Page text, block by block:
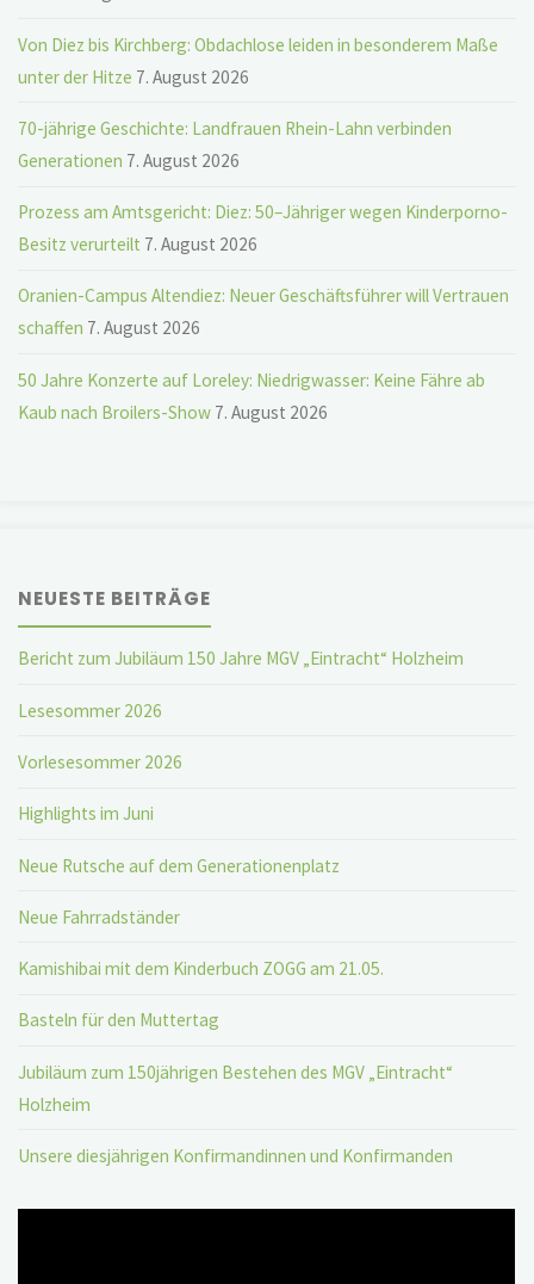
Von Diez bis Kirchberg: Obdachlose leiden in besonderem Maße
unter der Hitze 7. August 2026
70-jährige Geschichte: Landfrauen Rhein-Lahn verbinden
Generationen 7. August 2026
Prozess am Amtsgericht: Diez: 50–Jähriger wegen Kinderporno-
Besitz verurteilt 7. August 2026
Oranien-Campus Altendiez: Neuer Geschäftsführer will Vertrauen
schaffen 7. August 2026
50 Jahre Konzerte auf Loreley: Niedrigwasser: Keine Fähre ab
Kaub nach Broilers-Show 7. August 2026
NEUESTE BEITRÄGE
Bericht zum Jubiläum 150 Jahre MGV „Eintracht“ Holzheim
Lesesommer 2026
Vorlesesommer 2026
Highlights im Juni
Neue Rutsche auf dem Generationenplatz
Neue Fahrradständer
Kamishibai mit dem Kinderbuch ZOGG am 21.05.
Basteln für den Muttertag
Jubiläum zum 150jährigen Bestehen des MGV „Eintracht“
Holzheim
Unsere diesjährigen Konfirmandinnen und Konfirmanden